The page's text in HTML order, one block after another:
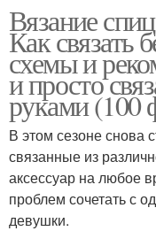
Вязание
Как связать
схемы и
и просто
руками (100
В этом сезоне снова
связанные из
аксессуар на любое
проблем сочетать с
девушки.